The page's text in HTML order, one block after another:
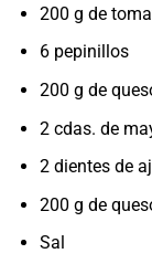
200 g de
6 pepinillos
200 g de
2 cdas. de
2 dientes de
200 g de
Sal